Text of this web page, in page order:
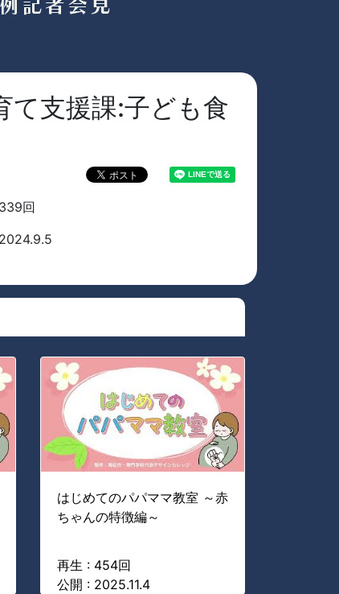
て支援課:子ども食
回
はじめてのパパママ教室 ～赤
ちゃんの特徴編～
再生 : 454回
公開 : 2025.11.4